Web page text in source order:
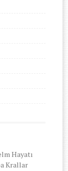
Hayatı
Krallar